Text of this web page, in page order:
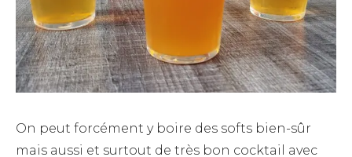
On peut forcément y boire des softs bien-sûr
mais aussi et surtout de très bon cocktail avec